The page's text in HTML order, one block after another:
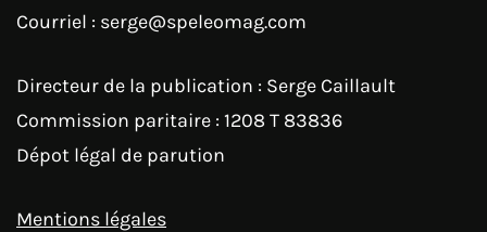
Courriel : serge@speleomag.com
Directeur de la publication : Serge Caillault
Commission paritaire : 1208 T 83836
Dépot légal de parution
Mentions légales